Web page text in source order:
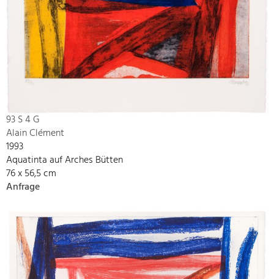
93 S 4 G
Alain Clément
1993
Aquatinta auf Arches Bütten
76 x 56,5 cm
Anfrage